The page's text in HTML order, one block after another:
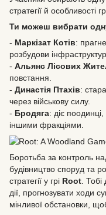
стратегії й особливості
Ти можеш вибрати
- Маркізат Котів:
розбудови
- Альянс Лісових
повстання.
- Династія Птахів:
через військову силу.
- Бродяга: діє
іншими фракціями.
Боротьба за контроль
будівництво споруд та
стратегії у грі Root. Тобі
дії, прогнозувати ходи
мінливої обстановки,